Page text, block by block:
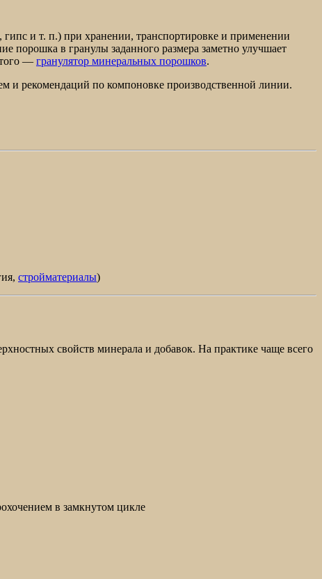
и т. п.) при хранении, транспортировке и применении
порошка в гранулы заданного размера заметно улучшает
— гранулятор минеральных порошков.
и рекомендаций по компоновке производственной линии.
стройматериалы)
свойств минерала и добавок. На практике чаще всего
в замкнутом цикле